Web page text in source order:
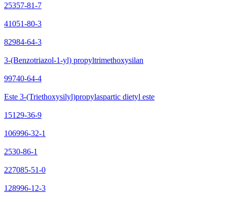
25357-81-7
41051-80-3
82984-64-3
3-(Benzotriazol-1-yl) propyltrimethoxysilan
99740-64-4
Este 3-(Triethoxysilyl)propylaspartic dietyl este
15129-36-9
106996-32-1
2530-86-1
227085-51-0
128996-12-3